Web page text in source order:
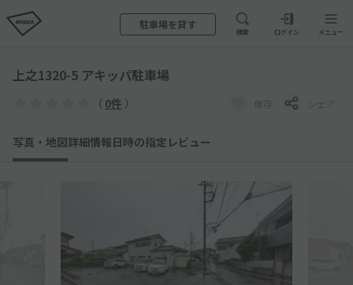
駐車場を貸す
検索 ログイン メニュー
上之1320-5 アキッパ駐車場
（ 0件 ） 保存 シェア
写真・地図詳細情報日時の指定 レビュー